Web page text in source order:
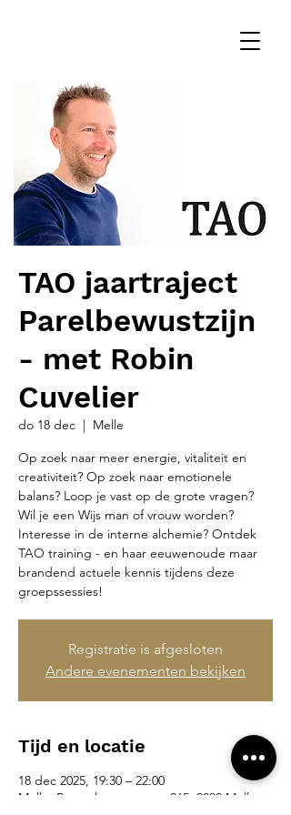
TAO jaartraject
Parelbewustzijn
- met Robin
Cuvelier
do 18 dec
  |
Melle
Op zoek naar meer energie, vitaliteit en
creativiteit? Op zoek naar emotionele
balans? Loop je vast op de grote vragen?
Wil je een Wijs man of vrouw worden?
Interesse in de interne alchemie? Ontdek
TAO training - en haar eeuwenoude maar
brandend actuele kennis tijdens deze
groepssessies!
Registratie is afgesloten
Andere evenementen bekijken
Tijd en locatie
18 dec 2025, 19:30 – 22:00
Melle, Brusselsesteenweg 265, 9090 Melle,